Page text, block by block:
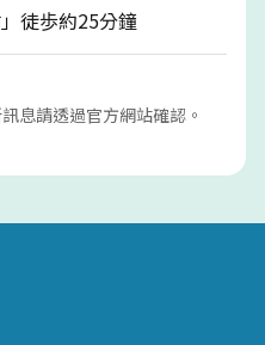
徒歩約25分鐘
息請透過官方網站確認。